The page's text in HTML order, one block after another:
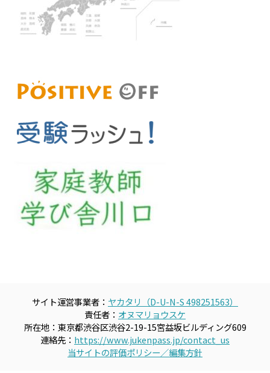
サイト運営事業者： ヤカタリ（D-U-N-S 498251563）
責任者： オヌマリョウスケ
所在地：東京都渋谷区渋谷2-19-15宮益坂ビルディング609
連絡先： https://www.jukenpass.jp/contact_us
当サイトの評価ポリシー／編集方針